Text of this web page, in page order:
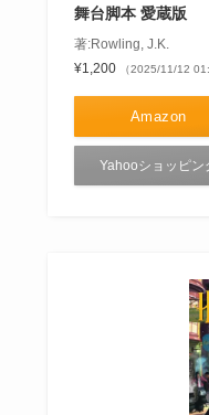
舞台脚本 愛蔵版
著:Rowling, J.K.
¥1,200
（2025/11/12
Amazon
Yahooショッピン